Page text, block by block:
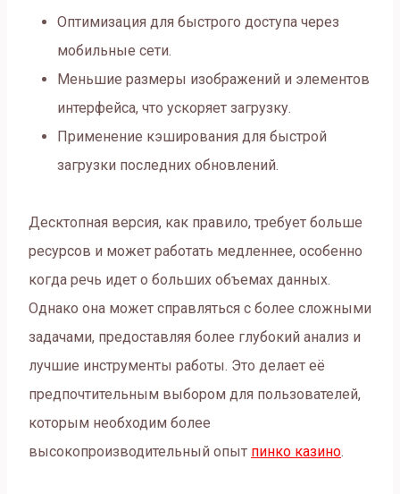
Оптимизация для быстрого доступа через
мобильные сети.
Меньшие размеры изображений и элементов
интерфейса, что ускоряет загрузку.
Применение кэширования для быстрой
загрузки последних обновлений.
Десктопная версия, как правило, требует больше
ресурсов и может работать медленнее, особенно
когда речь идет о больших объемах данных.
Однако она может справляться с более сложными
задачами, предоставляя более глубокий анализ и
лучшие инструменты работы. Это делает её
предпочтительным выбором для пользователей,
которым необходим более
высокопроизводительный опыт пинко казино.